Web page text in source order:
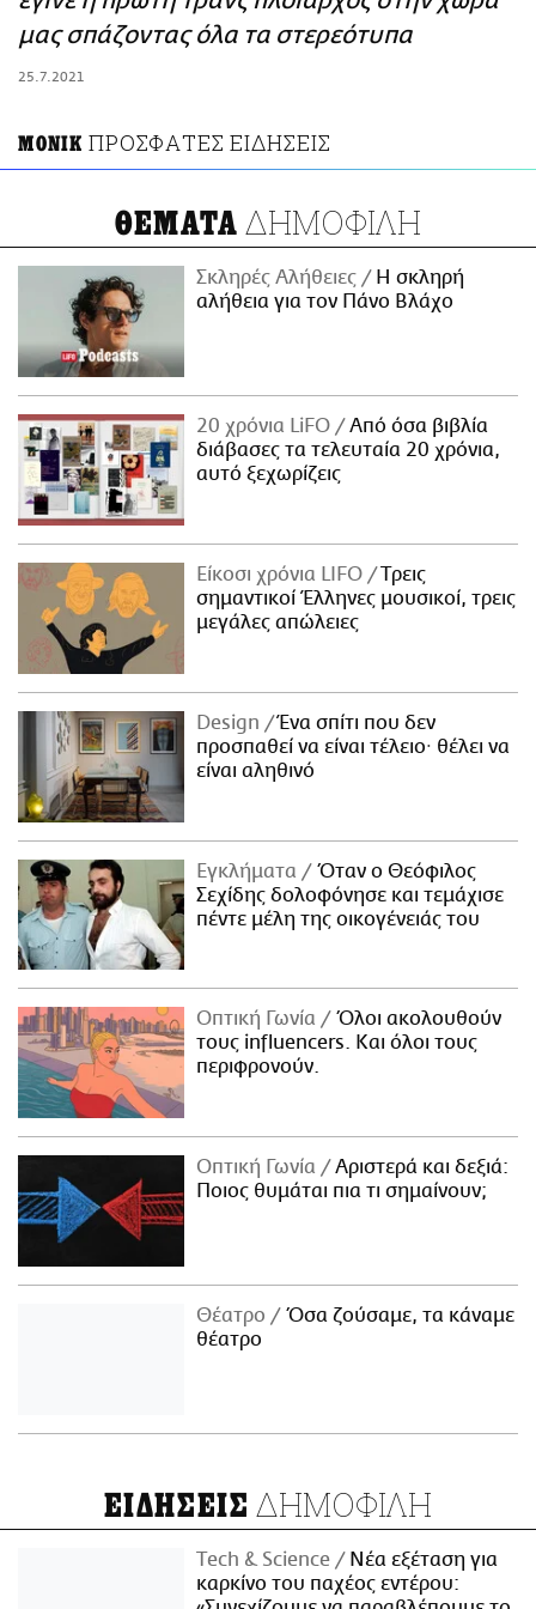
ΑΜΠΑ
μας σπάζοντας όλα τα στερεότυπα
25.7.2021
ΜΟΝΙΚ ΠΡΟΣΦΑΤΕΣ ΕΙΔΗΣΕΙΣ
ΘΕΜΑΤΑ ΔΗΜΟΦΙΛΗ
Σκληρές Αλήθειες
H σκληρή
αλήθεια για τον Πάνο Βλάχο
20 χρόνια LiFO
Από όσα βιβλία
διάβασες τα τελευταία 20 χρόνια,
αυτό ξεχωρίζεις
Είκοσι χρόνια LIFO
Tρεις
σημαντικοί Έλληνες μουσικοί, τρεις
μεγάλες απώλειες
Design
Ένα σπίτι που δεν
προσπαθεί να είναι τέλειο· θέλει να
είναι αληθινό
Εγκλήματα
Όταν ο Θεόφιλος
Σεχίδης δολοφόνησε και τεμάχισε
πέντε μέλη της οικογένειάς του
Οπτική Γωνία
Όλοι ακολουθούν
τους influencers. Και όλοι τους
περιφρονούν.
Οπτική Γωνία
Αριστερά και δεξιά:
Ποιος θυμάται πια τι σημαίνουν;
Θέατρο
Όσα ζούσαμε, τα κάναμε
θέατρο
ΕΙΔΗΣΕΙΣ ΔΗΜΟΦΙΛΗ
Τech & Science
Νέα εξέταση για
καρκίνο του παχέος εντέρου: